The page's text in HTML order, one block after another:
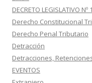
DECRETO LEGISLATIVO Nº
Derecho Constitucional
Derecho Penal Tributario
Detracción
Detracciones,
EVENTOS